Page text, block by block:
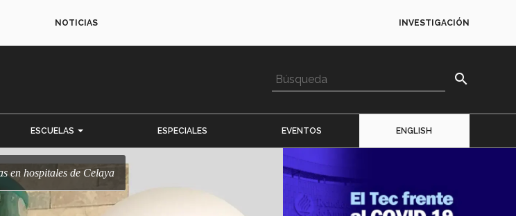
NOTICIAS INVESTIGACIÓN
search
ESCUELAS ESPECIALES EVENTOS ENGLISH
en hospitales de Celaya
o